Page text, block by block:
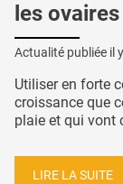
les ovaires
Actualité publiée il
Utiliser en forte
croissance que
plaie et qui vont
LIRE LA SUITE